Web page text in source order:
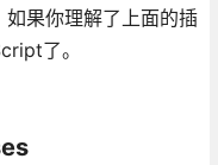
果你理解了上面的插
了。